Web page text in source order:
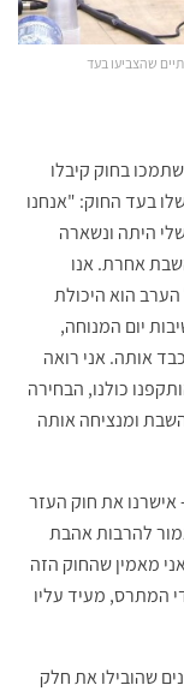
שהצביעו בעד
בחוק קיבלו
בעד החוק: "אנחנו
היתה ונשארה
אחרת. אנו
הוא היכולת
יום המנוחה,
אותה. אני רואה
כולנו, הבחירה
ומנציחה אותה
אישרנו את חוק העזר
להרבות אהבת
מאמין שהחוק הזה
המתרס, מעיד עליו
שהובילו את חלק